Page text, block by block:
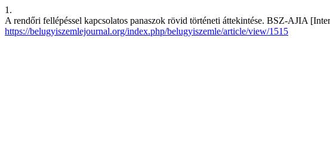
1.
A rendőri fellépéssel kapcsolatos panaszok rövid történeti áttekintése. BSZ-AJIA
https://belugyiszemlejournal.org/index.php/belugyiszemle/article/view/1515